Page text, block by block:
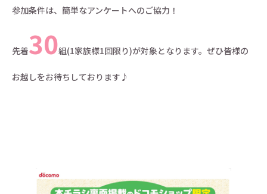
参加条件は、簡単なアンケートへのご協力！
先着30組(1家族様1回限り)が対象となります。ぜひ皆様の
お越しをお待ちしております♪